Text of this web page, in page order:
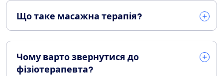
Що таке масажна терапія?
Чому варто звернутися до
фізіотерапевта?